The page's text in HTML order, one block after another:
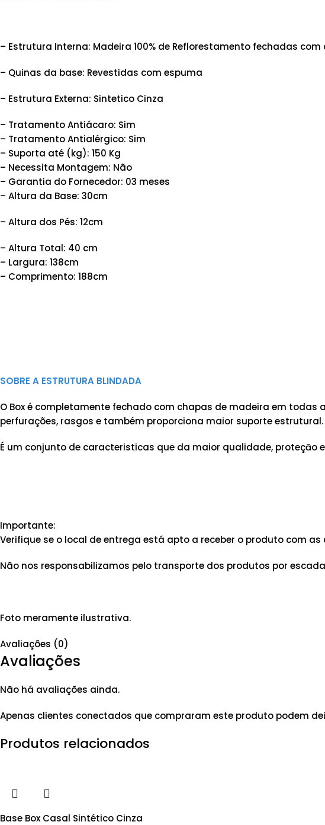
– Estrutura Interna: Madeira 100% de Reflorestamento fechadas
– Quinas da base: Revestidas com espuma
– Estrutura Externa: Sintetico Cinza
– Tratamento Antiácaro: Sim
– Tratamento Antialérgico: Sim
– Suporta até (kg): 150 Kg
– Necessita Montagem: Não
– Garantia do Fornecedor: 03 meses
– Altura da Base: 30cm
– Altura dos Pés: 12cm
– Altura Total: 40 cm
– Largura: 138cm
– Comprimento: 188cm
SOBRE A ESTRUTURA BLINDADA
O Box é completamente fechado com chapas de madeira em
perfurações, rasgos e também proporciona maior suporte estrutural.
É um conjunto de caracteristicas que da maior qualidade, proteçāo
Importante:
Verifique se o local de entrega está apto a receber o produto com
Não nos responsabilizamos pelo transporte dos produtos por
Foto meramente ilustrativa.
Avaliações (0)
Avaliações
Não há avaliações ainda.
Apenas clientes conectados que compraram este produto podem
Produtos relacionados
Base Box Casal Sintético Cinza